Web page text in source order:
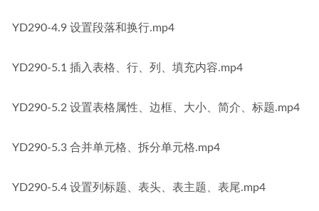
YD290-4.9 设置段落和换行.mp4
YD290-5.1 插入表格、行、列、填充内容.mp4
YD290-5.2 设置表格属性、边框、大小、简介、标题.mp4
YD290-5.3 合并单元格、拆分单元格.mp4
YD290-5.4 设置列标题、表头、表主题、表尾.mp4